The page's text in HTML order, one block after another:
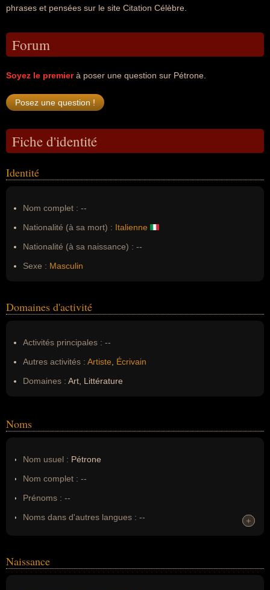
phrases et pensées sur le site Citation Célèbre.
Forum
Soyez le premierà poser une question sur Pétrone.
Fiche d'identité
Identité
Nom complet : --
Nationalité (à sa mort) : Italienne
Nationalité (à sa naissance) : --
Sexe : Masculin
Domaines d'activité
Activités principales : --
Autres activités : Artiste
Écrivain
Domaines : Art, Littérature
Noms
Nom usuel : Pétrone
Nom complet : --
Prénoms : --
Noms dans d'autres langues : --
Nom de famille :Pétrone
+
+
Naissance